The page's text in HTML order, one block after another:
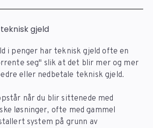
gjeld
i penger har teknisk gjeld ofte en
seg" slik at det blir mer og mer
eller nedbetale teknisk gjeld.
når du blir sittenede med
løsninger, ofte med gammel
system på grunn av